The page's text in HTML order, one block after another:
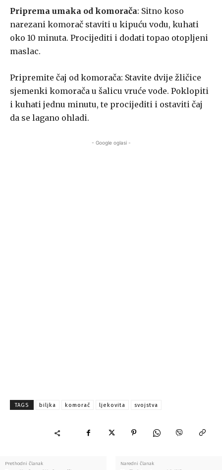
Priprema umaka od komorača: Sitno koso
narezani komorač staviti u kipuću vodu, kuhati
oko 10 minuta. Procijediti i dodati topao otopljeni
maslac.
Pripremite čaj od komorača: Stavite dvije žličice
sjemenki komorača u šalicu vruće vode. Poklopiti
i kuhati jednu minutu, te procijediti i ostaviti čaj
da se lagano ohladi.
- Google oglasi -
TAGS biljka komorač ljekovita svojstva
Prethodni članak Naredni članak